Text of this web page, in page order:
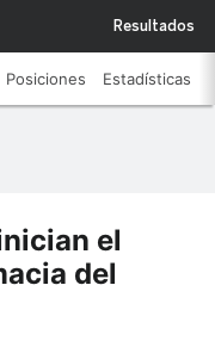
Resultados
Posiciones Estadísticas
el
del